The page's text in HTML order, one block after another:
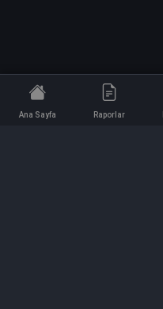
Ana Sayfa Raporlar